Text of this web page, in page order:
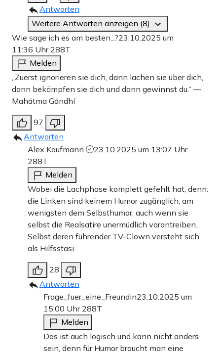
Antworten
Weitere Antworten anzeigen (8)
Wie sage ich es am besten...?23.10.2025 um
11:36 Uhr 288T
Melden
„Zuerst ignorieren sie dich, dann lachen sie über dich,
dann bekämpfen sie dich und dann gewinnst du.“ —
Mahátma Gándhí
97
Antworten
Alex Kaufmann
23.10.2025 um 13:07 Uhr
288T
Melden
Wobei die Lachphase komplett gefehlt hat, denn:
die Linken sind keinem Humor zugänglich, am
wenigsten dem Selbsthumor, auch wenn sie
selbst die Realsatire unermüdlich vorantreiben.
Selbst deren führender TV-Clown versteht sich
als Hilfsstasi.
28
Antworten
Frage_fuer_eine_Freundin23.10.2025 um
15:00 Uhr 288T
Melden
Das ist auch logisch und kann nicht anders
sein, denn für Humor braucht man eine